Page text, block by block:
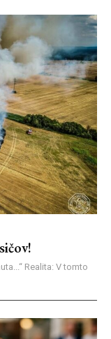
​Realita: V tomto